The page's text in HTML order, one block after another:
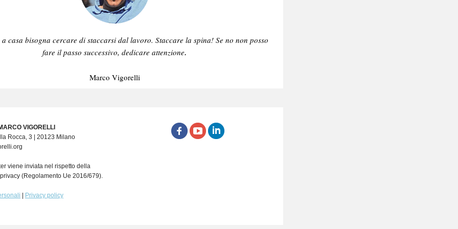
casa bisogna cercare di staccarsi dal lavoro. Staccare la spina! Se no non posso
fare il passo successivo, dedicare attenzione.
Marco Vigorelli
VIGORELLI
Rocca, 3 | 20123 Milano
viene inviata nel rispetto della
(Regolamento Ue 2016/679).
Privacy policy